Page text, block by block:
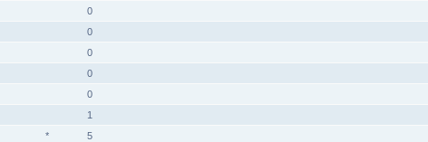
0
0
0
0
0
1
*
5